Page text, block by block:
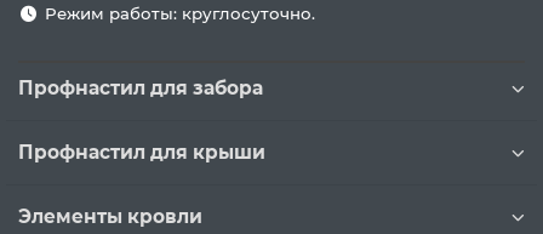
Режим работы: круглосуточно.
Профнастил для забора
Профнастил для крыши
Элементы кровли